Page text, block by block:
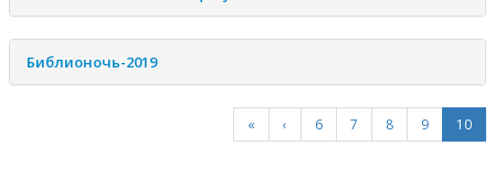
Библионочь-2019
« ‹ 6 7 8 9 10